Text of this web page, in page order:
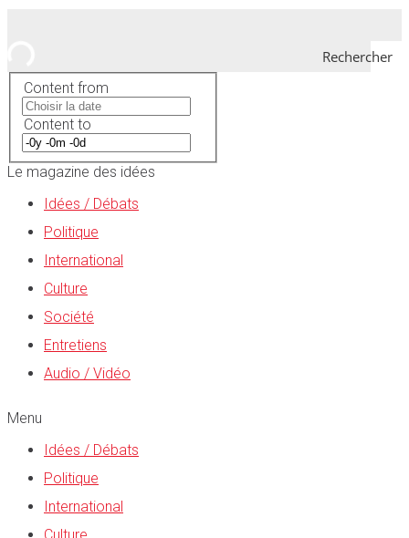
Rechercher
Content from
Content to
Le magazine des idées
Idées / Débats
Politique
International
Culture
Société
Entretiens
Audio / Vidéo
Menu
Idées / Débats
Politique
International
Culture